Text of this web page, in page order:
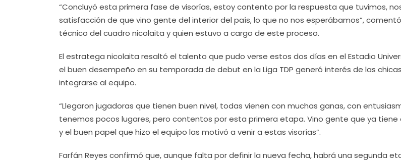
“Concluyó esta primera fase de visorías, estoy contento por la respuesta que tuvimos,
satisfacción de que vino gente del interior del país, lo que no nos esperábamos”,
técnico del cuadro nicolaita y quien estuvo a cargo de este proceso.
El estratega nicolaita resaltó el talento que pudo verse estos dos días en el Estadio
el buen desempeño en su temporada de debut en la Liga TDP generó interés de las
integrarse al equipo.
“Llegaron jugadoras que tienen buen nivel, todas vienen con muchas ganas, con
tenemos pocos lugares, pero contentos por esta primera etapa. Vino gente que ya tiene
y el buen papel que hizo el equipo las motivó a venir a estas visorías”.
Farfán Reyes confirmó que, aunque falta por definir la nueva fecha, habrá una segunda